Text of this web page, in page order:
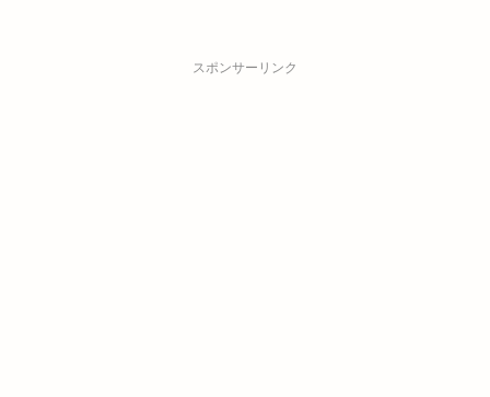
スポンサーリンク